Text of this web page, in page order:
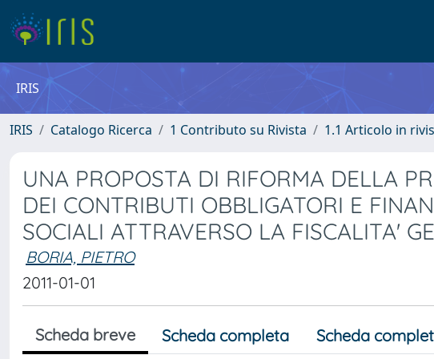
IRIS
IRIS Catalogo Ricerca 1 Contributo su Rivista 1.1 Articolo in
UNA PROPOSTA DI RIFORMA DELLA
DEI CONTRIBUTI OBBLIGATORI E
SOCIALI ATTRAVERSO LA FISCALITA'
BORIA, PIETRO
2011-01-01
Scheda breve Scheda completa Scheda